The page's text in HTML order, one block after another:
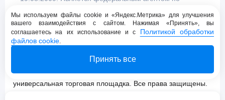
Правительством Российской Федерации.
Политика конфиденциальности
© 2009 - 2026 АО «Российский аукционный дом»
универсальная торговая площадка. Все права защищены.
Мы используем файлы cookie и «Яндекс.Метрика» для улучшения
вашего взаимодействия с сайтом. Нажимая «Принять», вы
соглашаетесь на их использование и с Политикой обработки
файлов cookie.
Принять все